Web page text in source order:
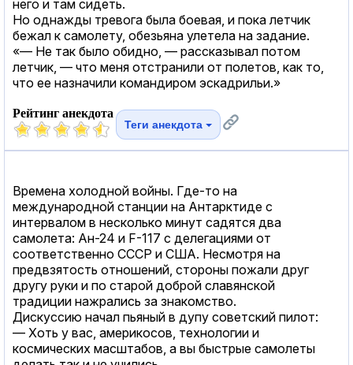
него и там сидеть.
Но однажды тревога была боевая, и пока летчик
бежал к самолету, обезьяна улетела на задание.
«— Не так было обидно, — рассказывал потом
летчик, — что меня отстранили от полетов, как то,
что ее назначили командиром эскадрильи.»
Рейтинг анекдота
Теги анекдота
Времена холодной войны. Где-то на
международной станции на Антарктиде с
интервалом в несколько минут садятся два
самолета: Ан-24 и F-117 с делегациями от
соответственно СССР и США. Несмотря на
предвзятость отношений, стороны пожали друг
другу руки и по старой доброй славянской
традиции нажрались за знакомство.
Дискуссию начал пьяный в дупу советский пилот:
— Хоть у вас, америкосов, технологии и
космических масштабов, а вы быстрые самолеты